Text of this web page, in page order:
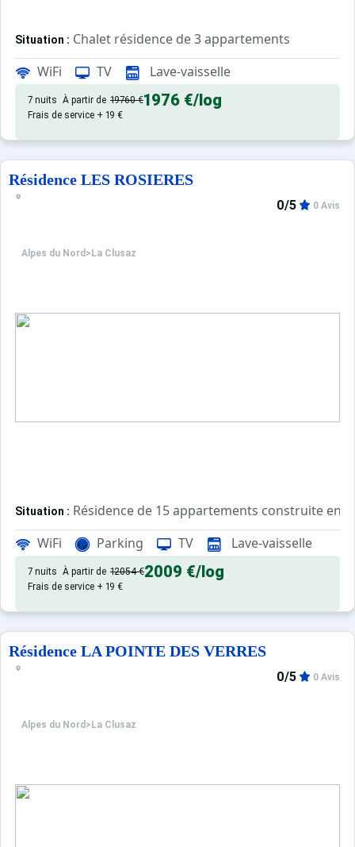
Situation : Chalet résidence de 3 appartements
La Clusaz - Vallée des Aravis - Quartier du GOTTY -
Appartement de particulier :Confortable et agréable, ce
WiFi TV Lave-vaisselle
7 nuits À partir de 19760 €1976 €/log
Frais de service + 19 €
Résidence LES ROSIERES
Alpes du Nord > La Clusaz
0/5 0 Avis
Situation : Résidence de 15 appartements construite en
La Clusaz - Vallée des Aravis - Quartier des Converses
Appartement de particulier :Confortable et agréable, ce
WiFi Parking TV Lave-vaisselle
7 nuits À partir de 12054 €2009 €/log
Frais de service + 19 €
Résidence LA POINTE DES VERRES
Alpes du Nord > La Clusaz
0/5 0 Avis